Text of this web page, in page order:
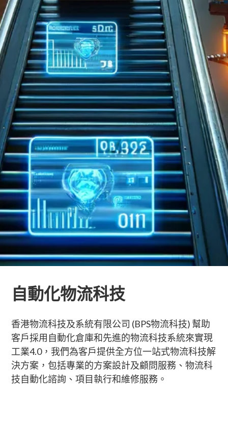
自動化物流科技
香港物流科技及系統有限公司 (BPS物流科技) 幫助
客戶採用自動化倉庫和先進的物流科技系統來實現
工業4.0，我們為客戶提供全方位一站式物流科技解
決方案，包括專業的方案設計及顧問服務、物流科
技自動化諮詢、項目執行和維修服務。